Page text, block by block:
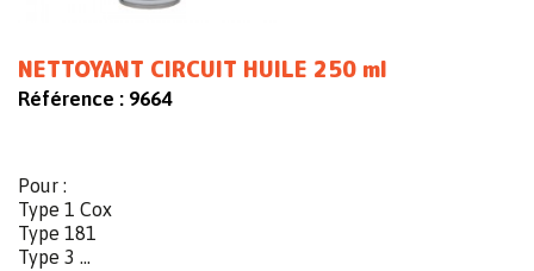
NETTOYANT CIRCUIT HUILE 250 ml
Référence : 9664
Pour :
Type 1 Cox
Type 181
Type 3 ...